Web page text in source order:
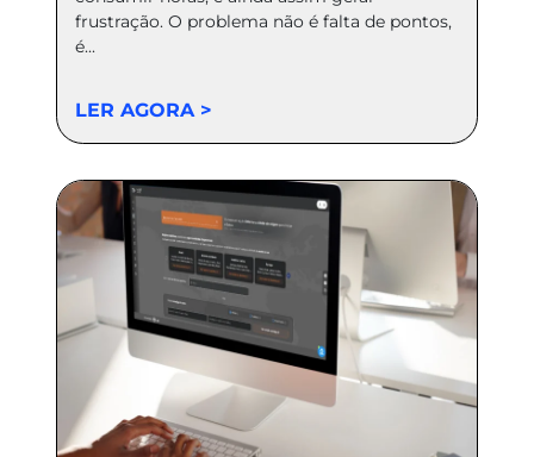
frustração. O problema não é falta de pontos,
é...
LER AGORA >